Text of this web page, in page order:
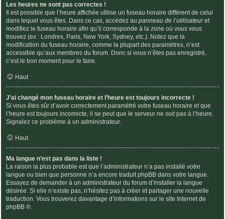
Les heures ne sont pas correctes !
Il est possible que l’heure affichée utilise un fuseau horaire différent de celui
dans lequel vous êtes. Dans ce cas, accédez au panneau de l’utilisateuret
modifiez le fuseau horaire afin qu’il corresponde à la zone où vous vous
trouvez (ex : Londres, Paris, New York, Sydney, etc.). Notez que la
modification du fuseau horaire, comme la plupart des paramètres, n’est
accessible qu’aux membres du forum. Donc si vous n’êtes pas enregistré,
c’est le bon moment pour le faire.
Haut
J’ai changé mon fuseau horaire et l’heure est toujours incorrecte !
Si vous êtes sûr d’avoir correctement paramétré votre fuseau horaire et que
l’heure est toujours incorrecte, il se peut que le serveur ne soit pas à l’heure.
Signalez ce problème à un administrateur.
Haut
Ma langue n’est pas dans la liste !
La raison la plus probable est que l’administrateur n’a pas installé votre
langue ou bien que personne n’a encore traduit phpBB dans votre langue.
Essayez de demander à un administrateur du forum d’installer la langue
désirée. Si elle n’existe pas, n’hésitez pas à créer et partager une nouvelle
traduction. Vous trouverez davantage d’informations sur le site Internet de
phpBB ®.